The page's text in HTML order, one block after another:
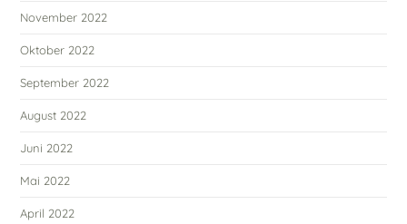
November 2022
Oktober 2022
September 2022
August 2022
Juni 2022
Mai 2022
April 2022